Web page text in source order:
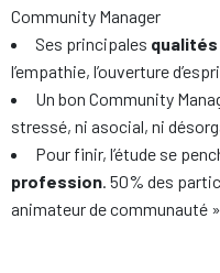
Community Manager
Ses principales qualités
l’empathie, l’ouverture
Un bon Community
stressé, ni asocial, ni
Pour finir, l’étude se
profession. 50% des
animateur de communauté